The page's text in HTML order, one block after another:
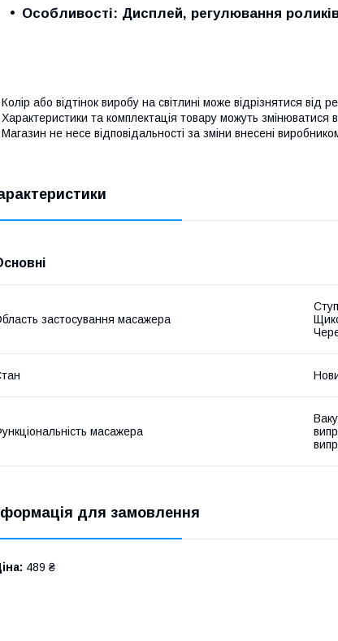
Особливості: Дисплей, регулювання
або відтінок виробу на світлині може відрізнятися від
та комплектація товару можуть змінюватися
не несе відповідальності за зміни внесені
застосування масажера
масажера
для замовлення
489 ₴